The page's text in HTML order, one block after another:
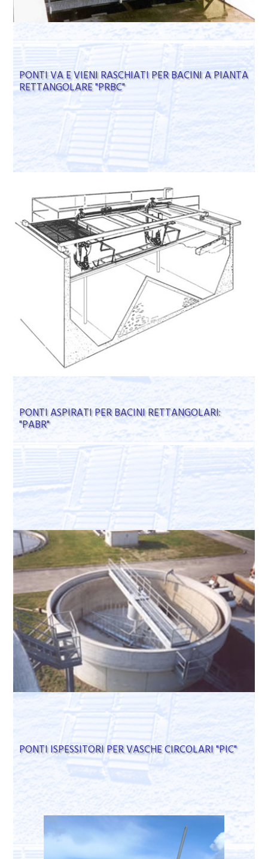
PONTI VA E VIENI RASCHIATI PER BACINI A PIANTA
RETTANGOLARE "PRBC"
PONTI ASPIRATI PER BACINI RETTANGOLARI:
"PABR"
PONTI ISPESSITORI PER VASCHE CIRCOLARI "PIC"